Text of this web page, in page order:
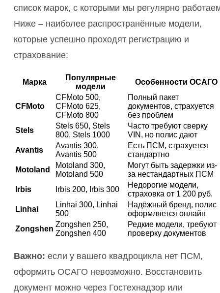
список марок, с которыми мы регулярно
Ниже – наиболее распространённые модели,
которые успешно проходят регистрацию и
страхование:
Марка
Популярные
модели
Особенности ОСАГО
CFMoto
CFMoto 500,
CFMoto 625,
CFMoto 800
Полный пакет
документов, страхуется
без проблем
Stels
Stels 650, Stels
800, Stels 1000
Часто требуют сверку
VIN, но полис дают
Avantis
Avantis 300,
Avantis 500
Есть ПСМ, страхуется
стандартно
Motoland
Motoland 300,
Motoland 500
Могут быть задержки из-
за нестандартных ПСМ
Irbis
Irbis 200, Irbis 300
Недорогие модели,
страховка от 1 200 руб.
Linhai
Linhai 300, Linhai
500
Надёжный бренд, полис
оформляется онлайн
Zongshen
Zongshen 250,
Zongshen 400
Редкие модели, требуют
проверку документов
Важно: если у вашего квадроцикла нет ПСМ,
оформить ОСАГО невозможно. Восстановить
документ можно через Гостехнадзор или